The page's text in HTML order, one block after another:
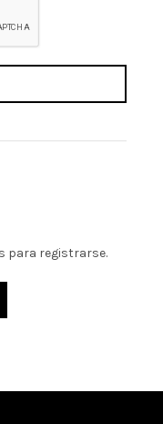
para registrarse.